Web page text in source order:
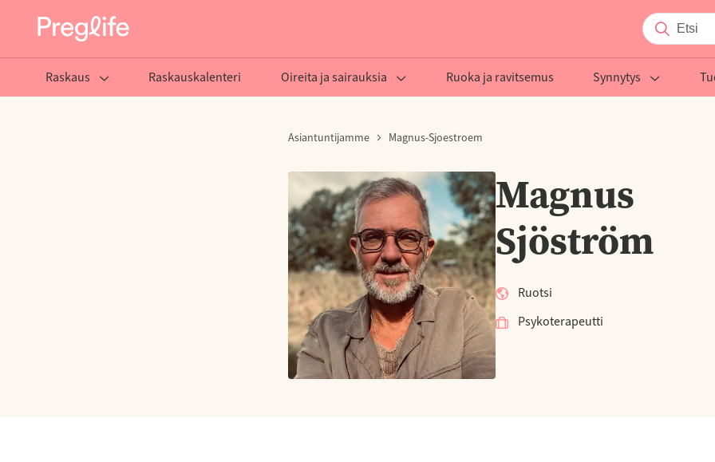
Raskaus Raskauskalenteri Oireita ja sairauksia Ruoka ja ravitsemus Synnytys
Asiantuntijamme Magnus-Sjoestroem
Magnus
Sjöström
Ruotsi
Psykoterapeutti